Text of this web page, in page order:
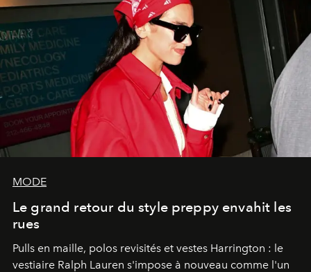
MODE
Le grand retour du style preppy envahit les
rues
Pulls en maille, polos revisités et vestes Harrington : le
vestiaire Ralph Lauren s'impose à nouveau comme l'un